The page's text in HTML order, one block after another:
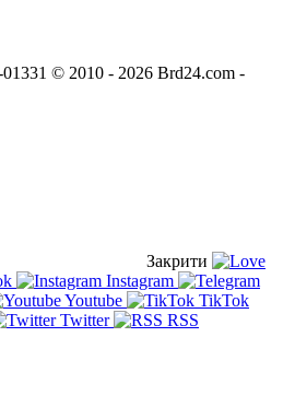
© 2010 - 2026 Brd24.com -
Закрити
Instagram
Youtube
TikTok
Twitter RSS